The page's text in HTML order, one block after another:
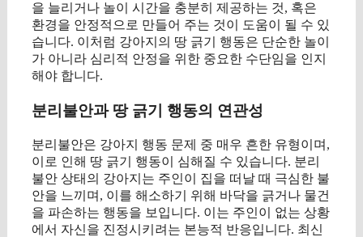
을 늘리거나 놀이 시간을 충분히 제공하는 것, 혹은
환경을 안정적으로 만들어 주는 것이 도움이 될 수 있
습니다. 이처럼 강아지의 땅 긁기 행동은 단순한 놀이
가 아니라 심리적 안정을 위한 중요한 수단임을 인지
해야 합니다.
분리불안과 땅 긁기 행동의 연관성
분리불안은 강아지 행동 문제 중 매우 흔한 유형이며,
이로 인해 땅 긁기 행동이 심해질 수 있습니다. 분리
불안 상태의 강아지는 주인이 집을 떠날 때 극심한 불
안을 느끼며, 이를 해소하기 위해 바닥을 긁거나 물건
을 파손하는 행동을 보입니다. 이는 주인이 없는 상황
에서 자신을 진정시키려는 본능적 반응입니다. 최신